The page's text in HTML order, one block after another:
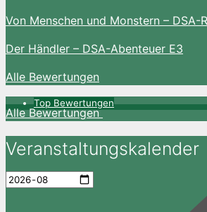
Von Menschen und Monstern – DSA-
Der Händler – DSA-Abenteuer E3
Alle Bewertungen
Top Bewertungen
Alle Bewertungen
Veranstaltungskalender